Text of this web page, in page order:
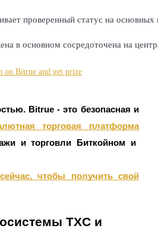
лучшим трейдерам
проверенный статус на
в основном сосредоточена на
Bitrue - это безопасная и
торговая платформа
и торговли Биткойном и
сейчас, чтобы получить свой
TXC и